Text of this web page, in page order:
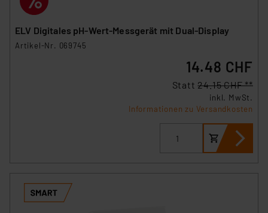
ELV Digitales pH-Wert-Messgerät mit Dual-Display
Artikel-Nr. 069745
14.48 CHF
Statt24.15 CHF **
inkl. MwSt.
Informationen zu Versandkosten